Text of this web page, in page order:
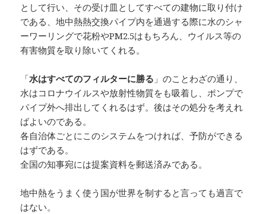
として行い、その受け皿としてすべての建物に取り付け
である、地中熱熱交換パイプ内を通過する際に水のシャ
ーワーリングで花粉やPM2.5はもちろん、ウイルス等の
有害物質を取り除いてくれる。
「水はすべてのフィルターに勝る 」のことわざの通り、
水はコロナウイルスや放射性物質をも吸着し、ポンプで
パイプ外へ排出してくれるはず。後はその処分を考えれ
ばよいのである。
各自治体ごとにこのシステムをつければ、予防ができる
はずである。
全国の知事宛には提案資料を郵送済みである。
地中熱をうまく使う国が世界を制すると言っても過言で
はない。